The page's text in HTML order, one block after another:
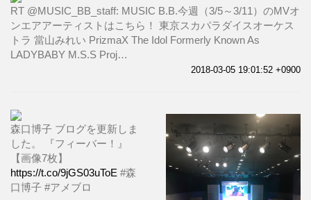
RT @MUSIC_BB_staff: MUSIC B.B.今週（3/5～3/11）のMVオ
ンエアアーティストはこちら！ 東京スカパラダイスオーケス
トラ 當山みれい PrizmaX The Idol Formerly Known As
LADYBABY M.S.S Proj…
2018-03-05 19:01:52 +0900
森口博子 ブログを更新しま
した。 『フィーバー！』
【画像7枚】
https://t.co/9jGS03uToE #森
口博子 #アメブロ